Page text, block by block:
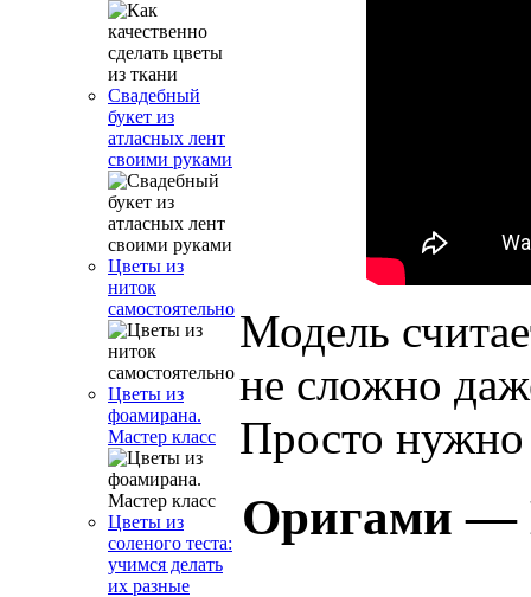
Свадебный
букет из
атласных лент
своими руками
Цветы из
ниток
самостоятельно
Цветы из
фоамирана.
Мастер класс
Цветы из
соленого теста:
учимся делать
их разные
Модель
не сложно
Просто нужно
Оригами —